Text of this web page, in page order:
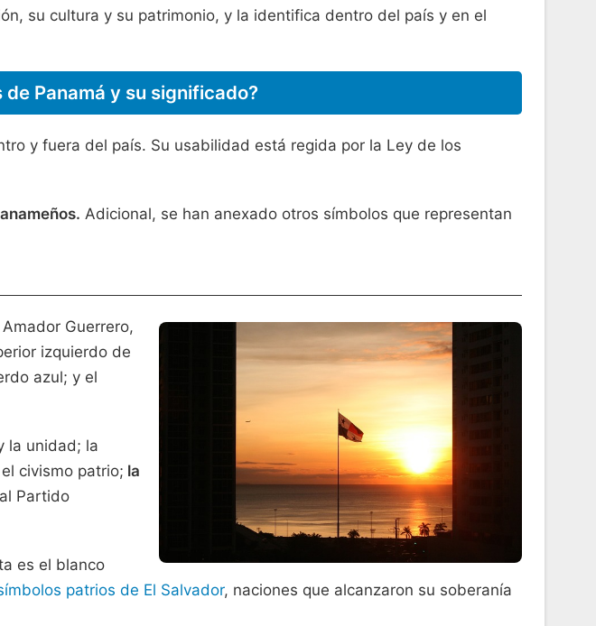
su cultura y su patrimonio, y la identifica dentro del país y en el
Panamá y su significado?
y fuera del país. Su usabilidad está regida por la Ley de los
Adicional, se han anexado otros símbolos que representan
Guerrero,
izquierdo de
azul; y el
la unidad; la
civismo patrio; la
Partido
es el blanco
patrios de El Salvador, naciones que alcanzaron su soberanía